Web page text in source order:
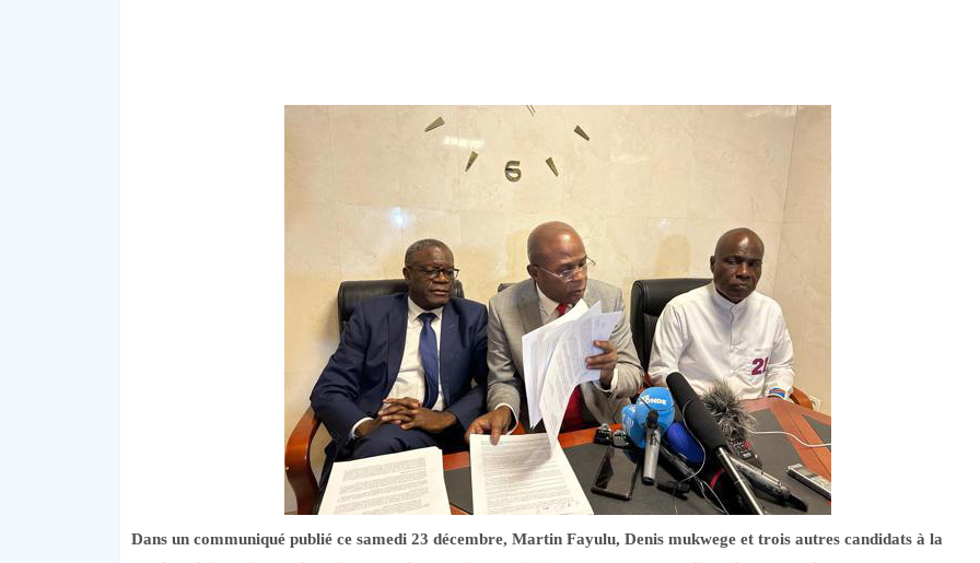
Dans un communiqué publié ce samedi 23 décembre, Martin Fayulu, Denis mukwege et trois autres candidats à la